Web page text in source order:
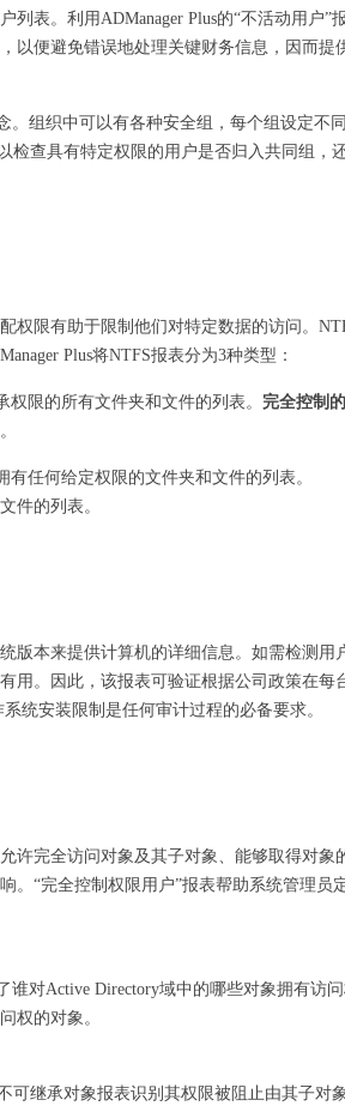
表。利用ADManager Plus的“不活动用户”
以便避免错误地处理关键财务信息，因而提
。组织中可以有各种安全组，每个组设定不
检查具有特定权限的用户是否归入共同组，
权限有助于限制他们对特定数据的访问。
Plus将NTFS报表分为3种类型：
限的所有文件夹和文件的列表。 完全控制
有任何给定权限的文件夹和文件的列表。
件的列表。
版本来提供计算机的详细信息。如需检测用
用。因此，该报表可验证根据公司政策在每
统安装限制是任何审计过程的必备要求。
许完全访问对象及其子对象、能够取得对象
。“完全控制权限用户”报表帮助系统管理员
对Active Directory域中的哪些对象拥有访
权的对象。
可继承对象报表识别其权限被阻止由其子对